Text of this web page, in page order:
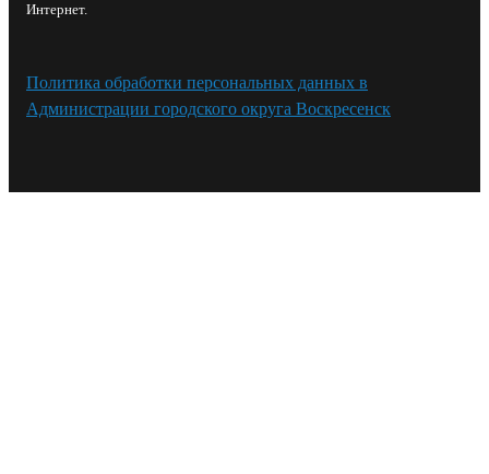
Интернет.
Политика обработки персональных данных в
Администрации городского округа Воскресенск